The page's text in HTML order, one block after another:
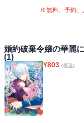
※無料、予約、
婚約破棄令嬢の華麗
(1)
¥803 (税込)